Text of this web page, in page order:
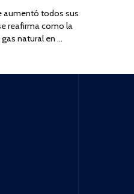
aumentó todos sus
reafirma como la
natural en …